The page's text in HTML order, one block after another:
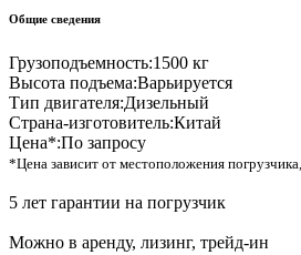
Общие сведения
Грузоподъемность:1500 кг
Высота подъема:Варьируется
Тип двигателя:Дизельный
Страна-изготовитель:Китай
Цена*:По запросу
*Цена зависит от местоположения
5 лет гарантии на погрузчик
Можно в аренду, лизинг, трейд-ин